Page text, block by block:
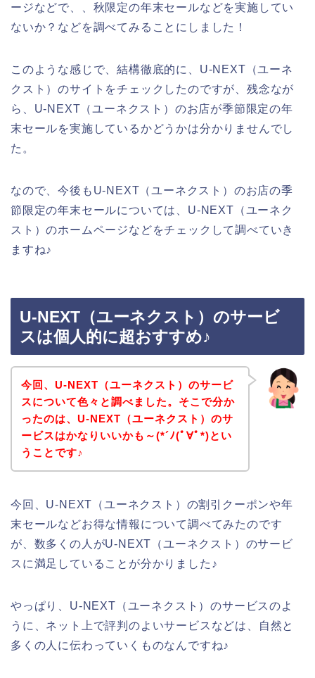
ージなどで、、秋限定の年末セールなどを実施してい
ないか？などを調べてみることにしました！
このような感じで、結構徹底的に、U-NEXT（ユーネ
クスト）のサイトをチェックしたのですが、残念なが
ら、U-NEXT（ユーネクスト）のお店が季節限定の年
末セールを実施しているかどうかは分かりませんでし
た。
なので、今後もU-NEXT（ユーネクスト）のお店の季
節限定の年末セールについては、U-NEXT（ユーネク
スト）のホームページなどをチェックして調べていき
ますね♪
U-NEXT（ユーネクスト）のサービ
スは個人的に超おすすめ♪
今回、U-NEXT（ユーネクスト）のサービ
スについて色々と調べました。そこで分か
ったのは、U-NEXT（ユーネクスト）のサ
ービスはかなりいいかも～(*´ﾉ(ﾟ∀ﾟ*)とい
うことです♪
今回、U-NEXT（ユーネクスト）の割引クーポンや年
末セールなどお得な情報について調べてみたのです
が、数多くの人がU-NEXT（ユーネクスト）のサービ
スに満足していることが分かりました♪
やっぱり、U-NEXT（ユーネクスト）のサービスのよ
うに、ネット上で評判のよいサービスなどは、自然と
多くの人に伝わっていくものなんですね♪